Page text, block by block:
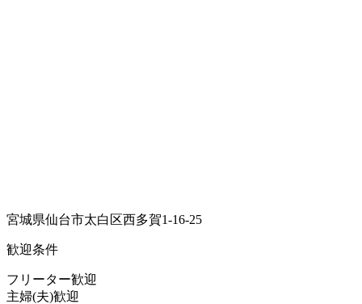
宮城県仙台市太白区西多賀1-16-25
歓迎条件
フリーター歓迎
主婦(夫)歓迎